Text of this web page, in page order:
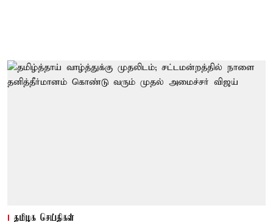
தமிழக செய்திகள்